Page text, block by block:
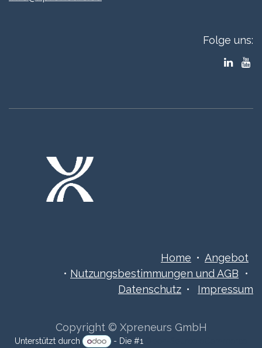
Folge uns:
Home • Angebot
• Nutzungsbestimmungen ​​​und AGB •
Datenschutz • Impressum
Copyright © Xpreneurs GmbH
Unterstützt durch - Die #1